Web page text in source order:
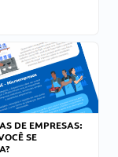
DE EMPRESAS:
SE